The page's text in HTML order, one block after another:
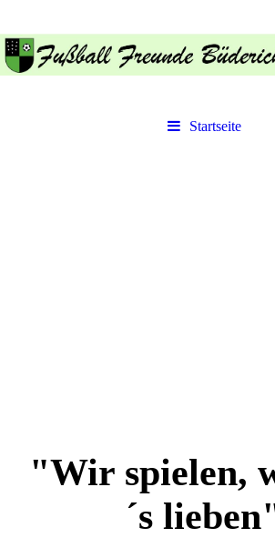
Startseite
"Wir spielen,
´s